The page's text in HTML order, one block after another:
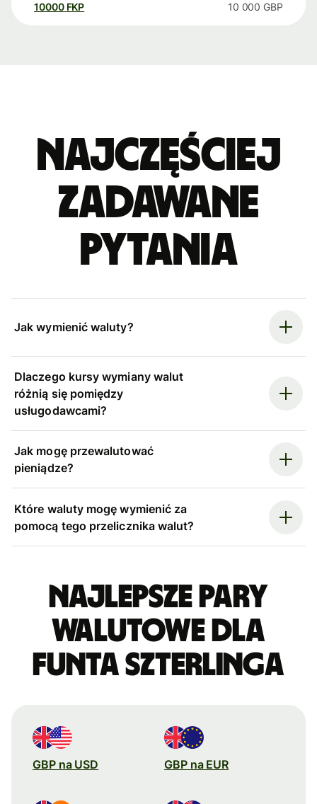
10000 FKP 10 000 GBP
Najczęściej
zadawane
pytania
Jak wymienić waluty?
Dlaczego kursy wymiany walut
różnią się pomiędzy
usługodawcami?
Jak mogę przewalutować
pieniądze?
Które waluty mogę wymienić za
pomocą tego przelicznika walut?
Najlepsze pary
walutowe dla
funta szterlinga
GBP na USD GBP na EUR